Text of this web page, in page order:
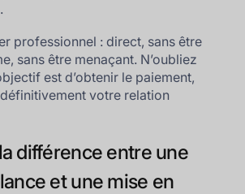
professionnel : direct, sans être
sans être menaçant. N’oubliez
est d’obtenir le paiement,
votre relation
différence entre une
et une mise en